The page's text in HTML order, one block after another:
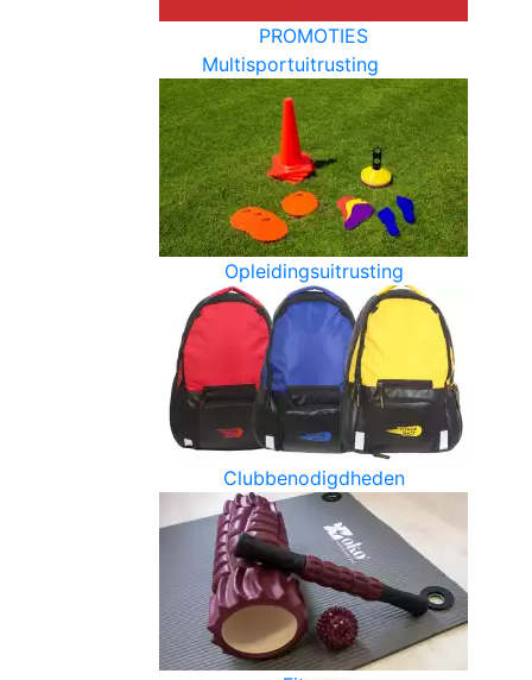
PROMOTIES
Multisportuitrusting
Opleidingsuitrusting
Clubbenodigdheden